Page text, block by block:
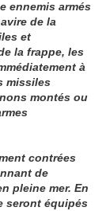
ennemis armés
de la
et
la frappe, les
à
missiles
montés ou
contrées
de
pleine mer. En
seront équipés